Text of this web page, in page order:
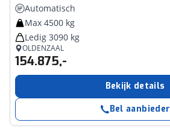
Automatisch
Max 4500 kg
Ledig 3090 kg
OLDENZAAL
154.875,-
Bekijk details
Bel aanbieder